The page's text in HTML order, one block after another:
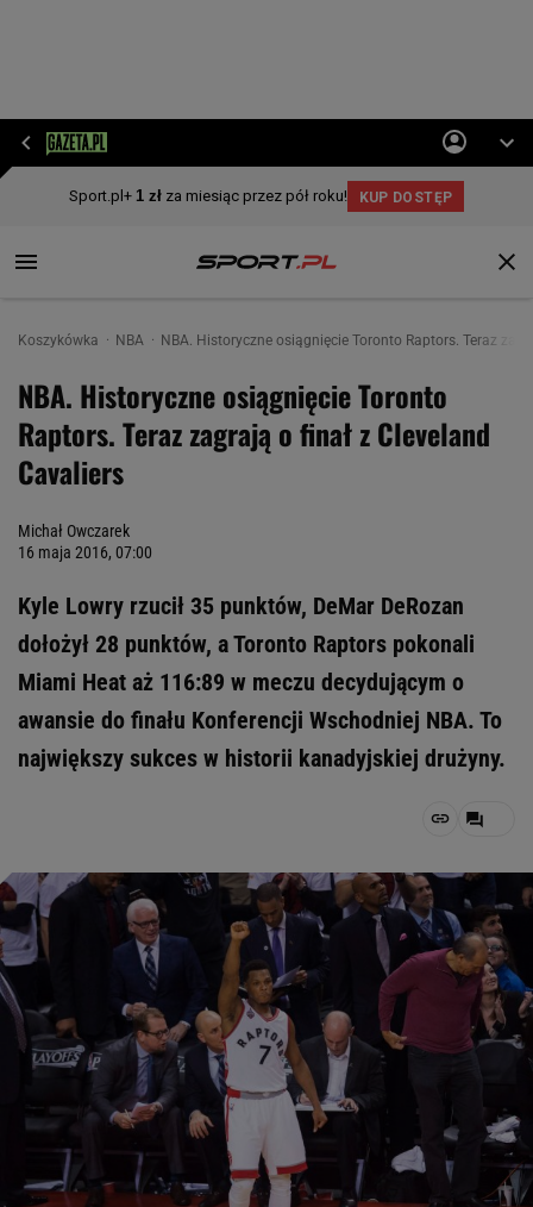
Koszykówka NBA NBA. Historyczne osiągnięcie Toronto Raptors. Teraz
NBA. Historyczne osiągnięcie Toronto
Raptors. Teraz zagrają o finał z Cleveland
Cavaliers
Michał Owczarek
16 maja 2016, 07:00
Kyle Lowry rzucił 35 punktów, DeMar DeRozan
dołożył 28 punktów, a Toronto Raptors pokonali
Miami Heat aż 116:89 w meczu decydującym o
awansie do finału Konferencji Wschodniej NBA. To
największy sukces w historii kanadyjskiej drużyny.